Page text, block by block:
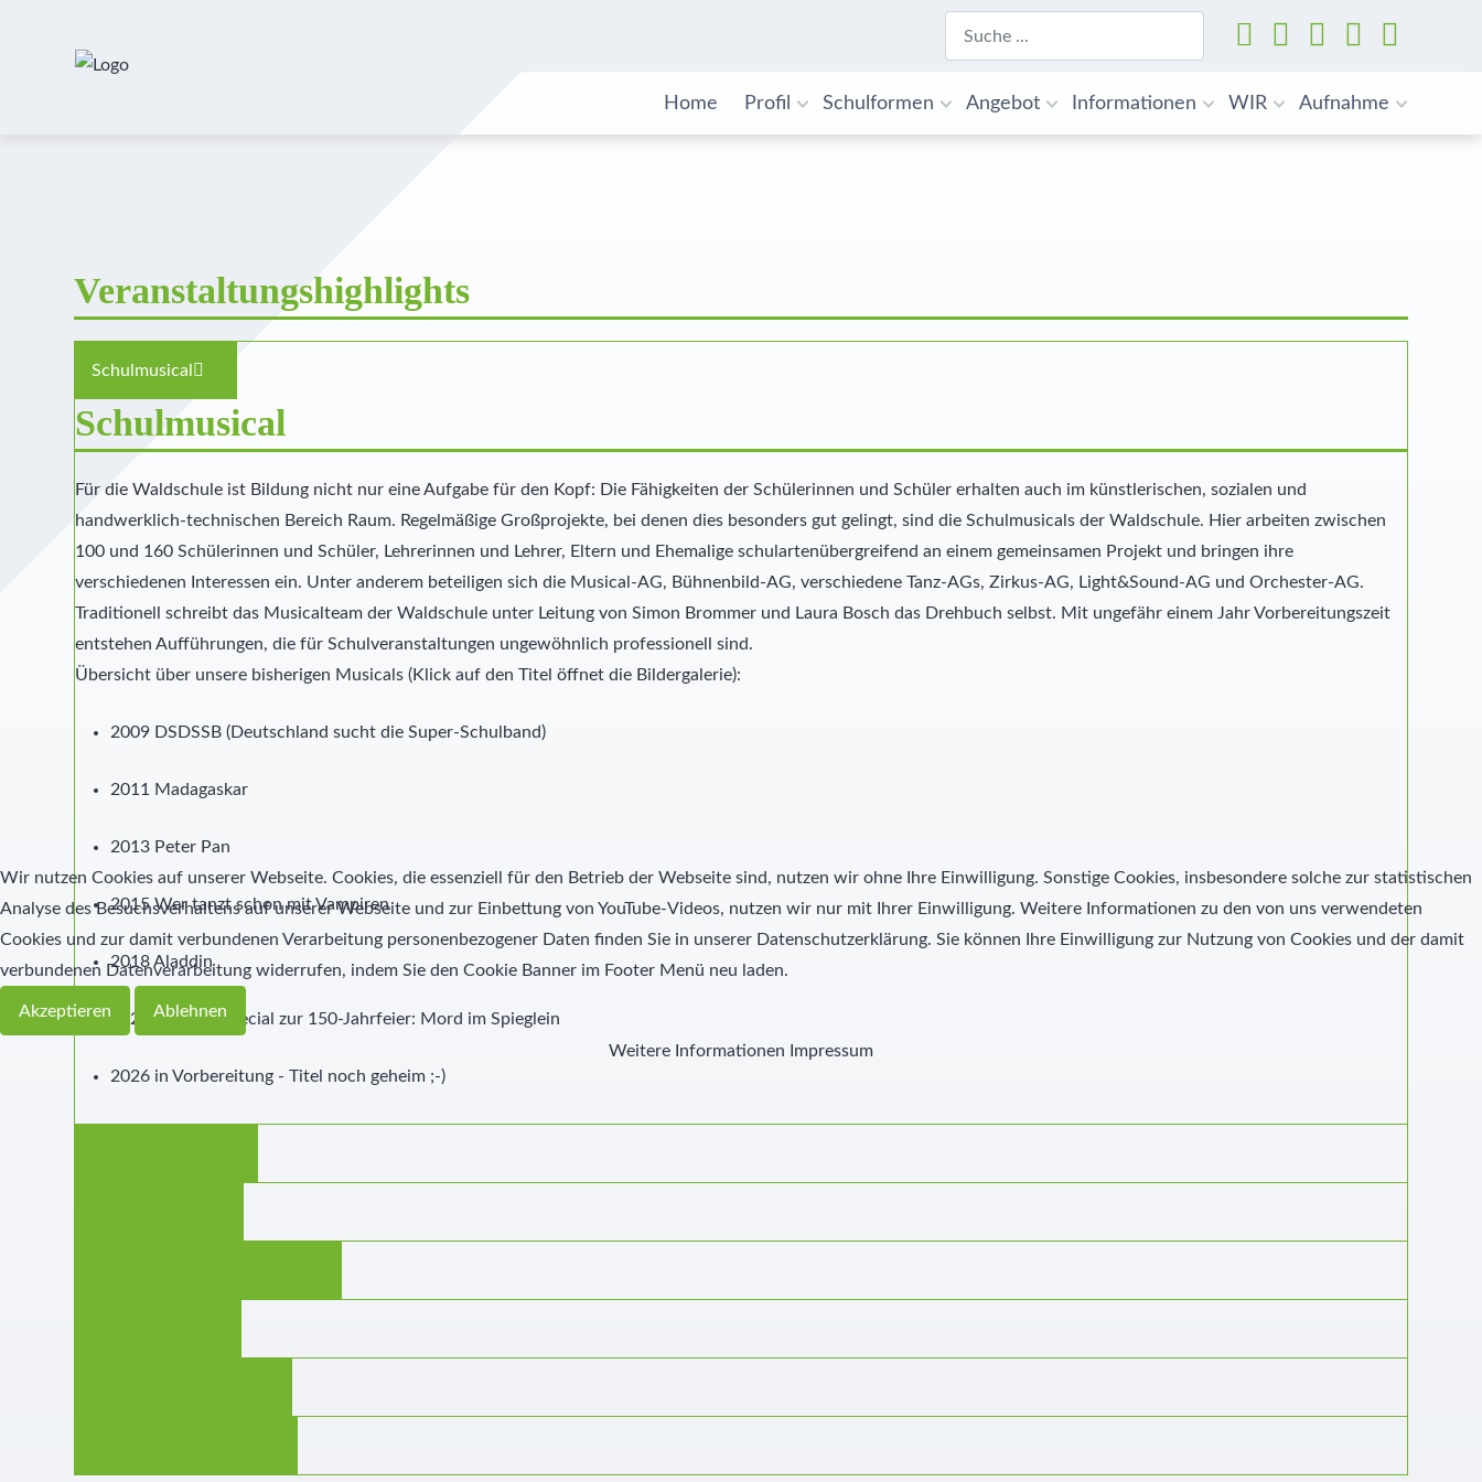
Suchen
Home Profil Schulformen Angebot Informationen WIR Aufnahme
Veranstaltungshighlights
Schulmusical
Schulmusical
Für die Waldschule ist Bildung nicht nur eine Aufgabe für den Kopf: Die Fähigkeiten der Schülerinnen und Schüler erhalten auch im künstlerischen, sozialen und
handwerklich-technischen Bereich Raum. Regelmäßige Großprojekte, bei denen dies besonders gut gelingt, sind die Schulmusicals der Waldschule. Hier arbeiten zwischen
100 und 160 Schülerinnen und Schüler, Lehrerinnen und Lehrer, Eltern und Ehemalige schulartenübergreifend an einem gemeinsamen Projekt und bringen ihre
verschiedenen Interessen ein. Unter anderem beteiligen sich die Musical-AG, Bühnenbild-AG, verschiedene Tanz-AGs, Zirkus-AG, Light&Sound-AG und Orchester-AG.
Traditionell schreibt das Musicalteam der Waldschule unter Leitung von Simon Brommer und Laura Bosch das Drehbuch selbst. Mit ungefähr einem Jahr Vorbereitungszeit
entstehen Aufführungen, die für Schulveranstaltungen ungewöhnlich professionell sind.
Übersicht über unsere bisherigen Musicals (Klick auf den Titel öffnet die Bildergalerie):
2009 DSDSSB (Deutschland sucht die Super-Schulband)
2011 Madagaskar
2013 Peter Pan
2015 Wer tanzt schon mit Vampiren
2018 Aladdin
2022 Musical Special zur 150-Jahrfeier: Mord im Spieglein
2026 in Vorbereitung - Titel noch geheim ;-)
Wir nutzen Cookies auf unserer Webseite. Cookies, die essenziell für den Betrieb der Webseite sind, nutzen wir ohne Ihre Einwilligung. Sonstige Cookies, insbesondere solche zur statistischen
Analyse des Besuchsverhaltens auf unserer Webseite und zur Einbettung von YouTube-Videos, nutzen wir nur mit Ihrer Einwilligung. Weitere Informationen zu den von uns verwendeten
Cookies und zur damit verbundenen Verarbeitung personenbezogener Daten finden Sie in unserer Datenschutzerklärung. Sie können Ihre Einwilligung zur Nutzung von Cookies und der damit
verbundenen Datenverarbeitung widerrufen, indem Sie den Cookie Banner im Footer Menü neu laden.
Akzeptieren Ablehnen
Weitere Informationen Impressum